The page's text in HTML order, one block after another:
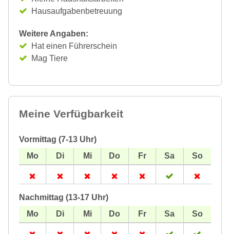
Hausaufgabenbetreuung
Weitere Angaben:
Hat einen Führerschein
Mag Tiere
Meine Verfügbarkeit
Vormittag (7-13 Uhr)
Nachmittag (13-17 Uhr)